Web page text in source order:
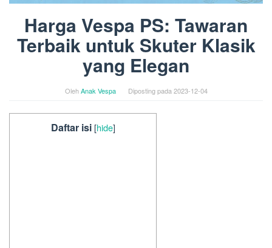
Harga Vespa PS: Tawaran
Terbaik untuk Skuter Klasik
yang Elegan
OlehAnak Vespa Diposting pada 2023-12-04
Daftar isi [hide]